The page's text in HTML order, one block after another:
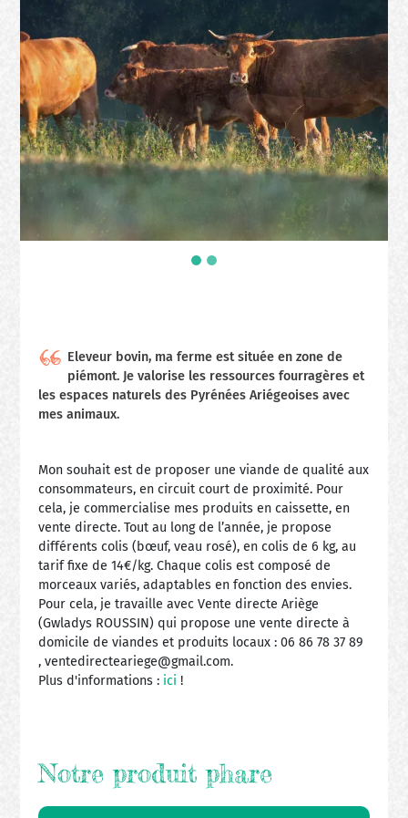
Eleveur bovin, ma ferme est située en zone de
piémont. Je valorise les ressources fourragères et
les espaces naturels des Pyrénées Ariégeoises avec
mes animaux.
Mon souhait est de proposer une viande de qualité aux
consommateurs, en circuit court de proximité. Pour
cela, je commercialise mes produits en caissette, en
vente directe. Tout au long de l’année, je propose
différents colis (bœuf, veau rosé), en colis de 6 kg, au
tarif fixe de 14€/kg. Chaque colis est composé de
morceaux variés, adaptables en fonction des envies.
Pour cela, je travaille avec Vente directe Ariège
(Gwladys ROUSSIN) qui propose une vente directe à
domicile de viandes et produits locaux : 06 86 78 37 89
, ventedirecteariege@gmail.com.
Plus d'informations : ici!
Notre produit phare